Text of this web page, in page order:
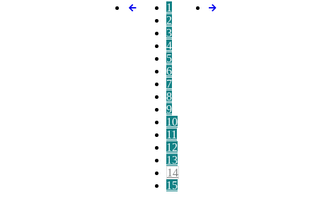
1
2
3
4
5
6
7
8
9
10
11
12
13
14
15